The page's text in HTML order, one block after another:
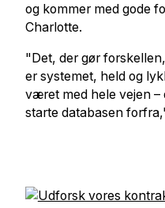
og kommer med gode
Charlotte.
"Det, der gør
er systemet, held og
været med hele vejen –
starte databasen